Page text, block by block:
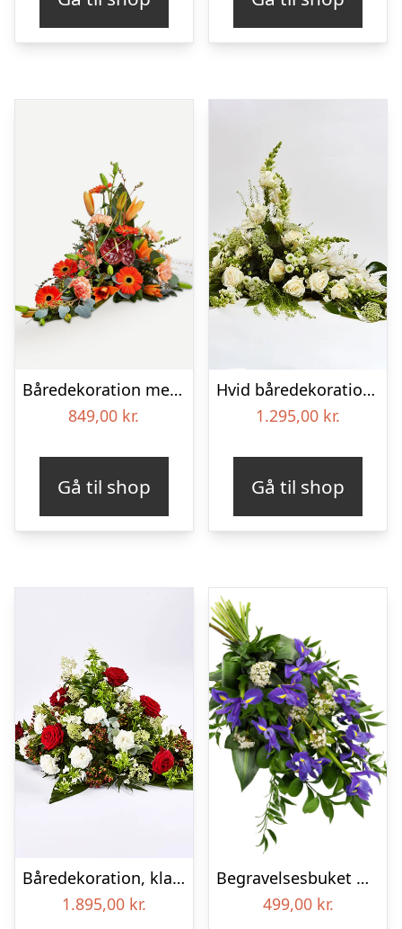
Båredekoration med bånd
849,00 kr.
Gå til shop
Hvid båredekoration – Blomster til begravelse
1.295,00 kr.
Gå til shop
Båredekoration, klassisk – Blomster til begravelse
1.895,00 kr.
Begravelses­buket med iris
499,00 kr.